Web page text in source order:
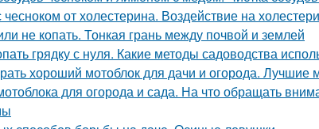
от холестерина. Воздействие на
не копать. Тонкая грань между почвой и землей
грядку с нуля. Какие методы садоводства
хороший мотоблок для дачи и огорода. Лучшие
для огорода и сада. На что обращать